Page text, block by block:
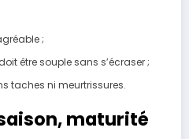
;
être souple sans s’écraser ;
taches ni meurtrissures.
maturité